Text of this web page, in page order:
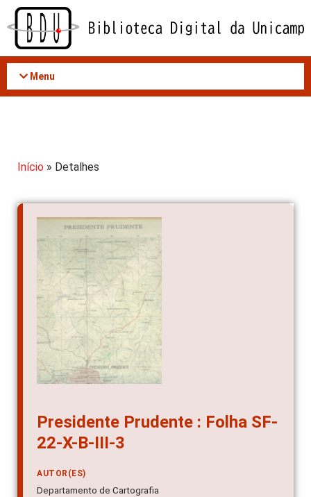
Acessar
conteúdo
Menu
Início » Detalhes
Presidente Prudente : Folha SF-
22-X-B-III-3
AUTOR(ES)
Departamento de Cartografia